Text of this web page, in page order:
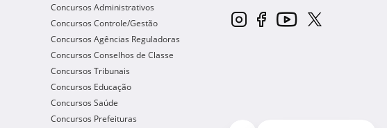
Concursos Administrativos
Concursos Controle/Gestão
Concursos Agências Reguladoras
Concursos Conselhos de Classe
Concursos Tribunais
Concursos Educação
Concursos Saúde
Concursos Prefeituras